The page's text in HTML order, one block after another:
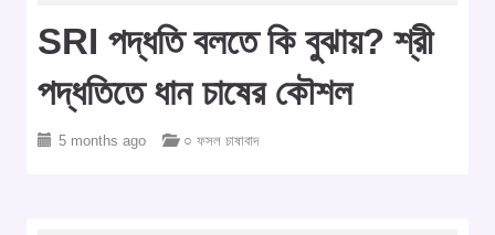
SRI পদ্ধতি বলতে কি বুঝায়? শ্রী
পদ্ধতিতে ধান চাষের কৌশল
5 months ago ○ ফসল চাষাবাদ